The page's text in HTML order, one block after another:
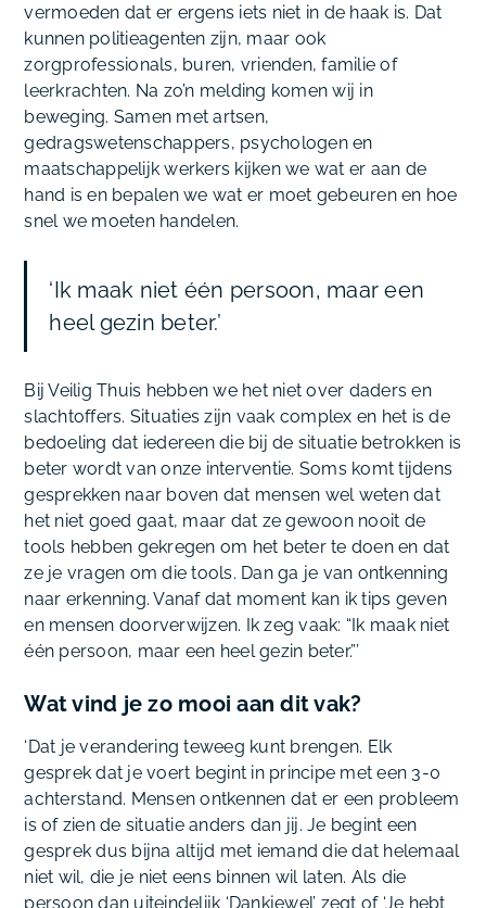
vermoeden dat er ergens iets niet in de haak is. Dat
kunnen politieagenten zijn, maar ook
zorgprofessionals, buren, vrienden, familie of
leerkrachten. Na zo’n melding komen wij in
beweging. Samen met artsen,
gedragswetenschappers, psychologen en
maatschappelijk werkers kijken we wat er aan de
hand is en bepalen we wat er moet gebeuren en hoe
snel we moeten handelen.
‘Ik maak niet één persoon, maar een
heel gezin beter.’
Bij Veilig Thuis hebben we het niet over daders en
slachtoffers. Situaties zijn vaak complex en het is de
bedoeling dat iedereen die bij de situatie betrokken is
beter wordt van onze interventie. Soms komt tijdens
gesprekken naar boven dat mensen wel weten dat
het niet goed gaat, maar dat ze gewoon nooit de
tools hebben gekregen om het beter te doen en dat
ze je vragen om die tools. Dan ga je van ontkenning
naar erkenning. Vanaf dat moment kan ik tips geven
en mensen doorverwijzen. Ik zeg vaak: “Ik maak niet
één persoon, maar een heel gezin beter.”’
Wat vind je zo mooi aan dit vak?
‘Dat je verandering teweeg kunt brengen. Elk
gesprek dat je voert begint in principe met een 3-0
achterstand. Mensen ontkennen dat er een probleem
is of zien de situatie anders dan jij. Je begint een
gesprek dus bijna altijd met iemand die dat helemaal
niet wil, die je niet eens binnen wil laten. Als die
persoon dan uiteindelijk ‘Dankjewel’ zegt of ‘Je hebt